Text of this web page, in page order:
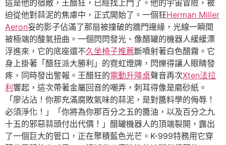
這是他的宿敵，王醋狂，已經找上門了。他的宇宙冒險，被
迫從他對蒜泥的焦慮中，正式開始了。一個狂Herman Miller
Aeron妄的影子佔滿了那扇被撞破的牆門邊緣，光線一瞬間
被極端的酸氣扭曲。一個閃閃發光、像醋罐的機器人緩緩漂
浮進來，它的底座還不久坐椅子推薦斷噴射著白色醋霧。它
身上掛著「醋狂派大勝利」的霓虹燈牌，閃爍得讓人眼睛發
疼，同時發出警報。王醋狂的電動升降桌聲音再次Xten法拉
利響起，這次帶著金屬回音的嘲弄，刺耳得像是磨砂紙。
「廖沾沾！你那充滿腐敗氣味的蒜泥，是對醬料學的侮辱！
必須淨化！」「你將為你那百分之五的醬油，以及百分之九
十五的邪惡蒜頭付出代價！」醋罐機器人的頂端裂開，露出
了一個巨大的管口，正在聚積藍色光芒。K-999特務用它穿